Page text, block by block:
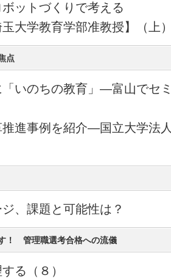
ットづくりで考える
玉大学教育学部准教授】（上
点
「いのちの教育」―富山でセ
推進事例を紹介―国立大学法
、課題と可能性は？
！ 管理職選考合格への流儀
る（８）